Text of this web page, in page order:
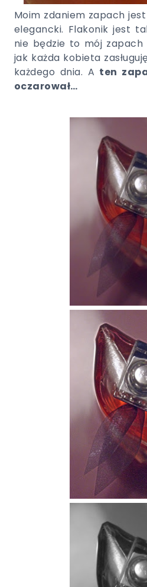
Moim zdaniem zapach
elegancki. Flakonik jest
nie będzie to mój zapach
jak każda kobieta
każdego dnia. A ten
oczarował…